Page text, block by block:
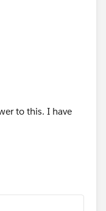
to this. I have